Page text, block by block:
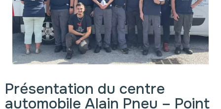
Présentation du centre
automobile Alain Pneu – Point